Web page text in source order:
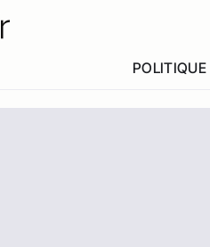
POLITIQUE